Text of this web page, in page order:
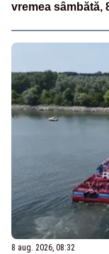
vremea sâmbătă,
8 aug. 2026, 08:32